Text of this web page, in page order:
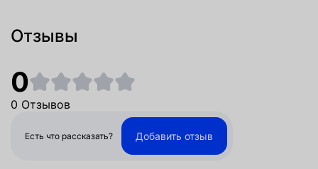
Отзывы
0
0 Отзывов
Есть что рассказать? Добавить отзыв